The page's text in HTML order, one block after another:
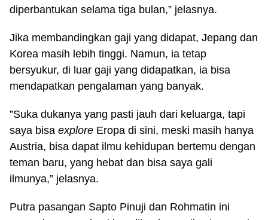
diperbantukan selama tiga bulan,” jelasnya.
Jika membandingkan gaji yang didapat, Jepang dan
Korea masih lebih tinggi. Namun, ia tetap
bersyukur, di luar gaji yang didapatkan, ia bisa
mendapatkan pengalaman yang banyak.
”Suka dukanya yang pasti jauh dari keluarga, tapi
saya bisa explore Eropa di sini, meski masih hanya
Austria, bisa dapat ilmu kehidupan bertemu dengan
teman baru, yang hebat dan bisa saya gali
ilmunya,” jelasnya.
Putra pasangan Sapto Pinuji dan Rohmatin ini